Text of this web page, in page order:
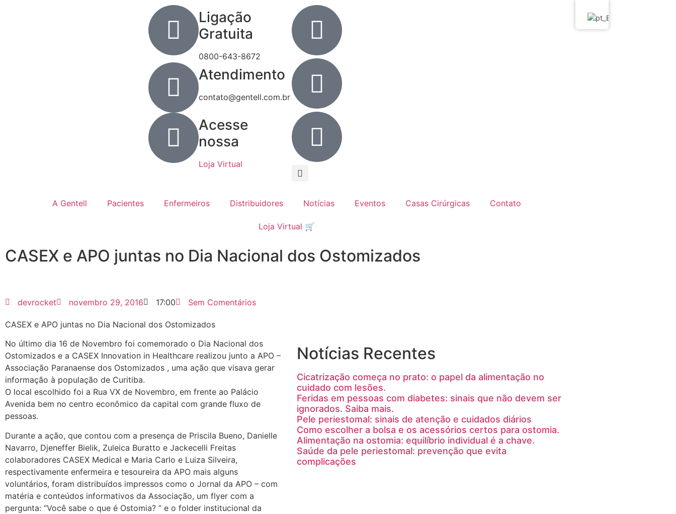
Ligação
Gratuita
0800-643-8672
Atendimento
contato@gentell.com.br
Acesse
nossa
Loja Virtual
A Gentell Pacientes Enfermeiros Distribuidores Notícias Eventos Casas Cirúrgicas Contato
Loja Virtual 🛒
CASEX e APO juntas no Dia Nacional dos Ostomizados
devrocket novembro 29, 2016 17:00 Sem Comentários
CASEX e APO juntas no Dia Nacional dos Ostomizados
No último dia 16 de Novembro foi comemorado o Dia Nacional dos
Ostomizados e a CASEX Innovation in Healthcare realizou junto a APO –
Associação Paranaense dos Ostomizados , uma ação que visava gerar
informação à população de Curitiba.
O local escolhido foi a Rua VX de Novembro, em frente ao Palácio
Avenida bem no centro econômico da capital com grande fluxo de
pessoas.
Durante a ação, que contou com a presença de Priscila Bueno, Danielle
Navarro, Djeneffer Bielik, Zuleica Buratto e Jackecelli Freitas
colaboradores CASEX Medical e Maria Carlo e Luiza Silveira,
respectivamente enfermeira e tesoureira da APO mais alguns
voluntários, foram distribuídos impressos como o Jornal da APO – com
matéria e conteúdos informativos da Associação, um flyer com a
pergunta: “Você sabe o que é Ostomia? “ e o folder institucional da
Notícias Recentes
Cicatrização começa no prato: o papel da alimentação no
cuidado com lesões.
Feridas em pessoas com diabetes: sinais que não devem ser
ignorados. Saiba mais.
Pele periestomal: sinais de atenção e cuidados diários
Como escolher a bolsa e os acessórios certos para ostomia.
Alimentação na ostomia: equilíbrio individual é a chave.
Saúde da pele periestomal: prevenção que evita
complicações